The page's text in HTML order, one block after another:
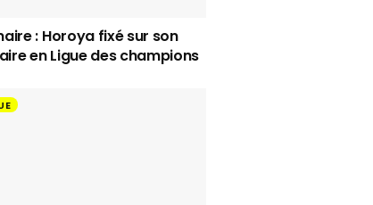
: Horoya fixé sur son
en Ligue des champions